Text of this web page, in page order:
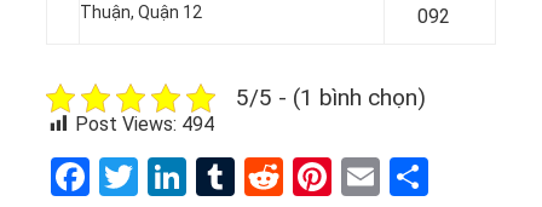
Thuận, Quận 12
092
5/5 - (1 bình chọn)
Post Views: 494
Facebook
Twitter
LinkedIn
Tumblr
RedditPinterest
Email